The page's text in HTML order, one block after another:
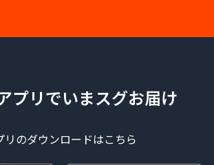
プリでいまスグお届け
リのダウンロードはこちら